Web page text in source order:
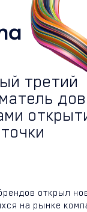
третий
открыл
на рынке